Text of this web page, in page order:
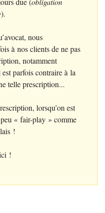
).
nous
à nos clients de ne pas
notamment
parfois contraire à la
telle prescription...
lorsqu’on est
« fair-play » comme
!
!